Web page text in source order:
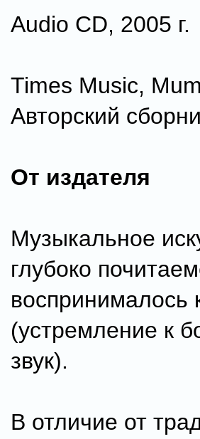
Audio CD, 2005 г.
Times Music,
Авторский
От издателя
Музыкальное
глубоко
воспринималось
(устремление к
звук).
В отличие от